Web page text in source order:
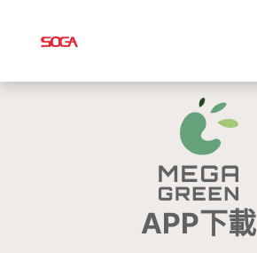
content
解決方案
商品
APP下載